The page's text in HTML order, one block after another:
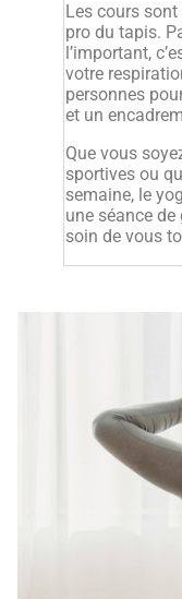
Les cours
pro du tapis.
l’important,
votre
personnes
et un
Que vous
sportives ou
semaine, le
une séance
soin de vous